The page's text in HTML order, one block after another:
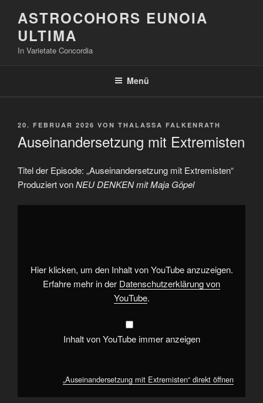
Inhalt
springen
ASTROCOHORS EUNOIA
ULTIMA
In Varietate Concordia
Menü
VERÖFFENTLICHT
20. FEBRUAR 2026 VON THALASSA FALKENRATH
Auseinandersetzung mit Extremisten
Titel der Episode: „Auseinandersetzung mit Extremisten“
Produziert vonNEU DENKEN mit Maja Göpel
„Auseinandersetzung
Hier klicken, um den Inhalt von YouTube anzuzeigen.
Erfahre mehr in der Datenschutzerklärung von
YouTube.
Inhalt von YouTube immer anzeigen
„Auseinandersetzung mit Extremisten“ direkt öffnen